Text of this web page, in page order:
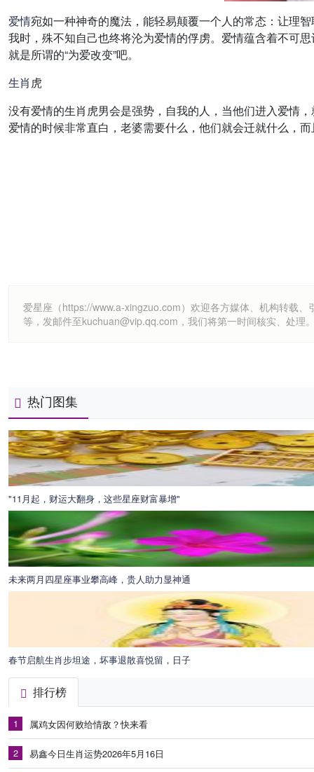
爱情宛如一种神奇的魔法，能轻易颠覆一个人的常态：让理
我时，殊不知自己也终将沦为爱情的俘虏。爱情蕴含着不可
就是所谓的“为爱改变”吧。
生肖 虎
没有爱情的生肖虎男会是强势，自我的人，当他们进入爱情
爱情的时候非常直白，老婆需要什么，他们就会迁就什么，
爱星座（https://www.a-xingzuo.com）欢迎各方媒体、机构转载
等，发邮件至kuchuan@vip.qq.com，我们将第一时间核实、处理
热门图集
"11月起，财运大翻身，这些星座财富暴增"
未来两月四星座事业攀高峰，贵人助力显神通
春节启航生肖步坦途，坏事退散喜悦留，日子
排行榜
1 属鸡女因何败给情敌？快来看
2 易鑫今日生肖运势2026年5月16日